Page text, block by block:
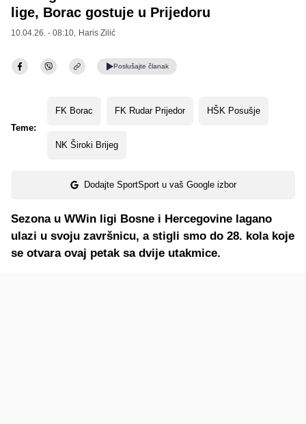
lige, Borac gostuje u Prijedoru
10.04.26. - 08:10, Haris Zilić
Poslušajte članak
Teme:
FK Borac FK Rudar Prijedor HŠK Posušje
NK Široki Brijeg
Dodajte SportSport u vaš Google izbor
Sezona u WWin ligi Bosne i Hercegovine lagano
ulazi u svoju završnicu, a stigli smo do 28. kola koje
se otvara ovaj petak sa dvije utakmice.